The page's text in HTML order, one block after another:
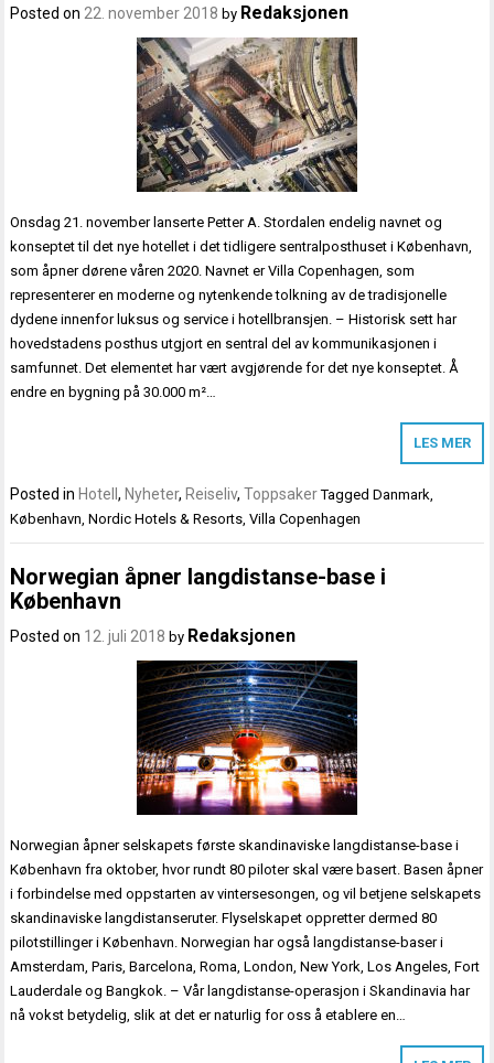
Posted on 22. november 2018 by Redaksjonen
Onsdag 21. november lanserte Petter A. Stordalen endelig navnet og
konseptet til det nye hotellet i det tidligere sentralposthuset i København,
som åpner dørene våren 2020. Navnet er Villa Copenhagen, som
representerer en moderne og nytenkende tolkning av de tradisjonelle
dydene innenfor luksus og service i hotellbransjen. – Historisk sett har
hovedstadens posthus utgjort en sentral del av kommunikasjonen i
samfunnet. Det elementet har vært avgjørende for det nye konseptet. Å
endre en bygning på 30.000 m²…
LES MER
Posted in Hotell, Nyheter, Reiseliv,Toppsaker TaggedDanmark
København ,Nordic Hotels & Resorts ,Villa Copenhagen
Norwegian åpner langdistanse-base i
København
Posted on 12. juli 2018 by Redaksjonen
Norwegian åpner selskapets første skandinaviske langdistanse-base i
København fra oktober, hvor rundt 80 piloter skal være basert. Basen åpner
i forbindelse med oppstarten av vintersesongen, og vil betjene selskapets
skandinaviske langdistanseruter. Flyselskapet oppretter dermed 80
pilotstillinger i København. Norwegian har også langdistanse-baser i
Amsterdam, Paris, Barcelona, Roma, London, New York, Los Angeles, Fort
Lauderdale og Bangkok. – Vår langdistanse-operasjon i Skandinavia har
nå vokst betydelig, slik at det er naturlig for oss å etablere en…